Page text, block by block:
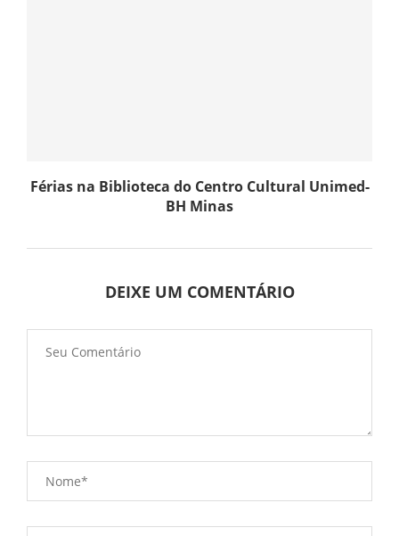
Férias na Biblioteca do Centro Cultural Unimed-
BH Minas
DEIXE UM COMENTÁRIO